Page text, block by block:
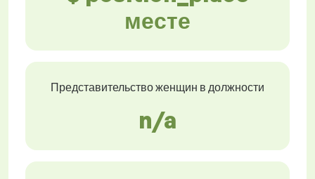
месте
Представительство женщин в должности
n/a